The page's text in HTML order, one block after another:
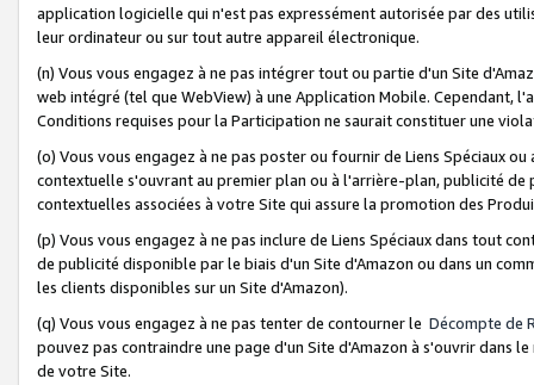
application logicielle qui n'est pas expressément autorisée par des
leur ordinateur ou sur tout autre appareil électronique.
(n) Vous vous engagez à ne pas intégrer tout ou partie d'un Site
web intégré (tel que WebView) à une Application Mobile. Cependant,
Conditions requises pour la Participation ne saurait constituer une
(o) Vous vous engagez à ne pas poster ou fournir de Liens Spéciaux
contextuelle s'ouvrant au premier plan ou à l'arrière-plan, publicité
contextuelles associées à votre Site qui assure la promotion des
(p) Vous vous engagez à ne pas inclure de Liens Spéciaux dans tout
de publicité disponible par le biais d'un Site d'Amazon ou dans un
les clients disponibles sur un Site d'Amazon).
(q) Vous vous engagez à ne pas tenter de contourner le Décompte de
pouvez pas contraindre une page d'un Site d'Amazon à s'ouvrir dans
de votre Site.